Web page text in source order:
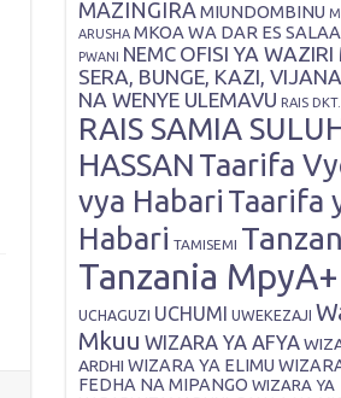
MAZINGIRAMIUNDOMBINU
ARUSHA MKOA WA DAR ES
PWANI NEMC OFISI YA WAZIRI
SERA, BUNGE, KAZI,
NA WENYE ULEMAVU RAIS
RAIS SAMIA
HASSAN Taarifa
vya Habari Taarifa
Habari TAMISEMI
Tanzania MpyA+
UCHAGUZI UCHUMI UWEKEZAJI
Mkuu WIZARA YA AFYA
ARDHI WIZARA YA ELIMU
FEDHA NA MIPANGO WIZARA YA